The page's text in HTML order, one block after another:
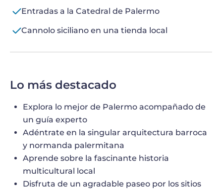
Entradas a la Catedral de Palermo
Cannolo siciliano en una tienda local
Lo más destacado
Explora lo mejor de Palermo acompañado de
un guía experto
Adéntrate en la singular arquitectura barroca
y normanda palermitana
Aprende sobre la fascinante historia
multicultural local
Disfruta de un agradable paseo por los sitios